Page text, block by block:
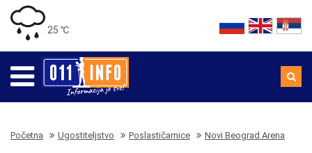
25 ℃
Početna Ugostiteljstvo Poslastičarnice Novi Beograd Arena